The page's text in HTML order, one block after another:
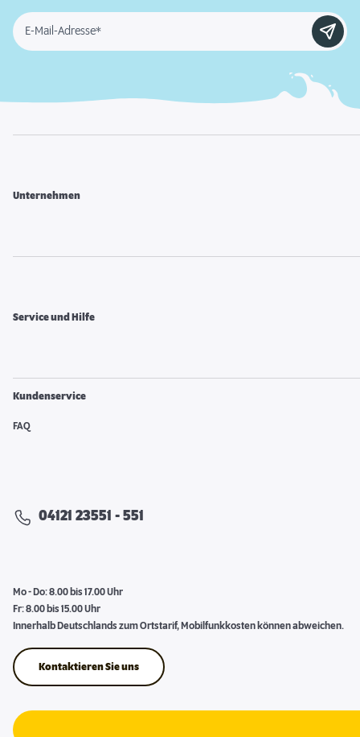
E-Mail-Adresse*
Unternehmen
Service und Hilfe
Kundenservice
FAQ
04121 23551 - 551
Mo - Do: 8.00 bis 17.00 Uhr
Fr: 8.00 bis 15.00 Uhr
Innerhalb Deutschlands zum Ortstarif, Mobilfunkkosten können abweichen.
Kontaktieren Sie uns